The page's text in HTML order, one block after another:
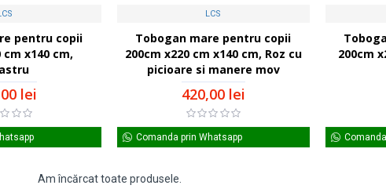
pentru copii
cm x140 cm,
lei
LCS
Tobogan mare pentru copii
200cm x220 cm x140 cm, Roz cu
picioare si manere mov
420,00 lei
Comanda prin Whatsapp
200cm
Am încărcat toate produsele.